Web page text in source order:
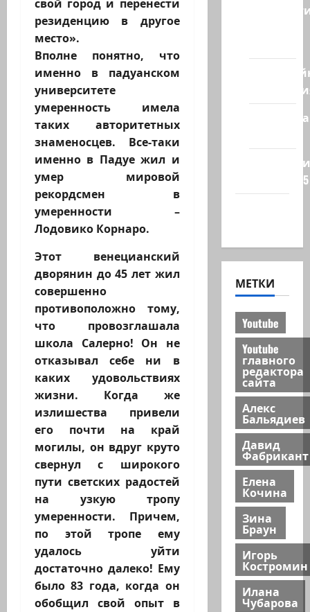
свой город и перенести
резиденцию в другое
место».
Вполне понятно, что
именно в падуанском
университете
умеренность имела
таких авторитетных
знаменосцев. Все-таки
именно в Падуе жил и
умер мировой
рекордсмен в
умеренности –
Лодовико Корнаро.
Этот венецианский
дворянин до 45 лет жил
совершенно
противоположно тому,
что провозглашала
школа Салерно! Он не
отказывал себе ни в
каких удовольствиях
жизни. Когда же
излишества привели
его почти на край
могилы, он вдруг круто
свернул с широкого
пути светских радостей
на узкую тропу
умеренности. Причем,
по этой тропе ему
удалось уйти
достаточно далеко! Ему
было 83 года, когда он
обобщил свой опыт в
Полемика
сайта 2025
МЕТКИ
Youtube
Youtube
главного
редактора
сайта
Алекс
Бальядиев
Давид
Фабрикант
Елена
Кочина
Зина
Браун
Игорь
Костромин
Илана
Чубарова